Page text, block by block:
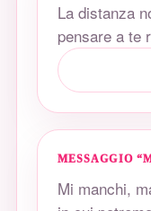
La distanza
pensare a te
MESSAGGIO
Mi manchi,